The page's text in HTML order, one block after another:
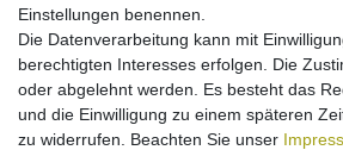
[Paket] Ladegerät
Kindle - 2A
14,95 € *
In den
inkl. ges. MwSt.
Einstellungen benennen.
Die Datenverarbeitung kann mit
berechtigten Interesses erfolgen. Die
oder abgelehnt werden. Es besteht das
und die Einwilligung zu einem späteren
zu widerrufen. Beachten Sie unser